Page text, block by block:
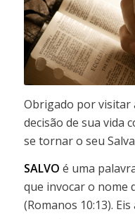
Obrigado por visitar
decisão de sua vida
se tornar o seu
SALVO é uma
que invocar o nome
(Romanos 10:13).